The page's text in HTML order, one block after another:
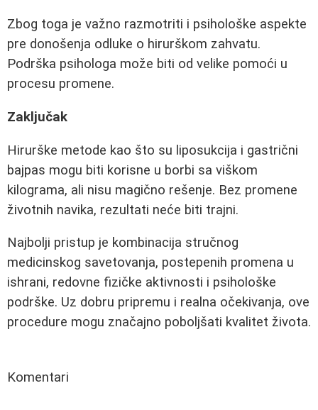
Zbog toga je važno razmotriti i psihološke aspekte
pre donošenja odluke o hirurškom zahvatu.
Podrška psihologa može biti od velike pomoći u
procesu promene.
Zaključak
Hirurške metode kao što su liposukcija i gastrični
bajpas mogu biti korisne u borbi sa viškom
kilograma, ali nisu magično rešenje. Bez promene
životnih navika, rezultati neće biti trajni.
Najbolji pristup je kombinacija stručnog
medicinskog savetovanja, postepenih promena u
ishrani, redovne fizičke aktivnosti i psihološke
podrške. Uz dobru pripremu i realna očekivanja, ove
procedure mogu značajno poboljšati kvalitet života.
Komentari